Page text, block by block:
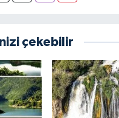
çekebilir